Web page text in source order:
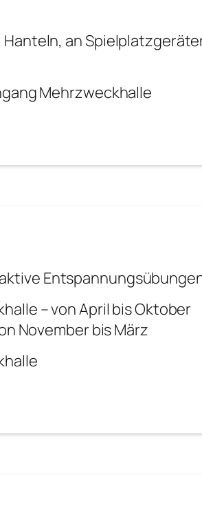
an
Mehrzweckhalle
– von April bis Oktober
November bis März